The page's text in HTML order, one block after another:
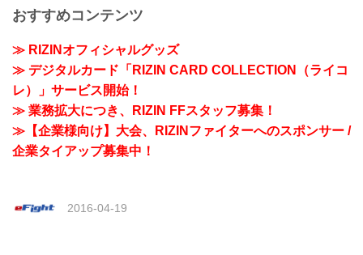
おすすめコンテンツ
≫ RIZINオフィシャルグッズ
≫ デジタルカード「RIZIN CARD COLLECTION（ライコ
レ）」サービス開始！
≫ 業務拡大につき、RIZIN FFスタッフ募集！
≫【企業様向け】大会、RIZINファイターへのスポンサー /
企業タイアップ募集中！
2016-04-19